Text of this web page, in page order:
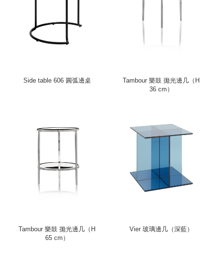
Side table 606 圓弧邊桌
Tambour 樂鼓 拋光邊几（H
36 cm）
Tambour 樂鼓 拋光邊几（H
65 cm）
Vier 玻璃邊几（深藍）